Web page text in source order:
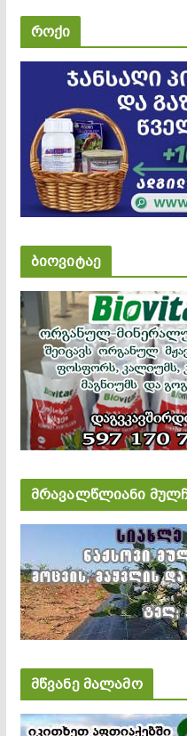
როქი
ბიოვიტაე
მრავალწლიანი
მწვანე მალამო